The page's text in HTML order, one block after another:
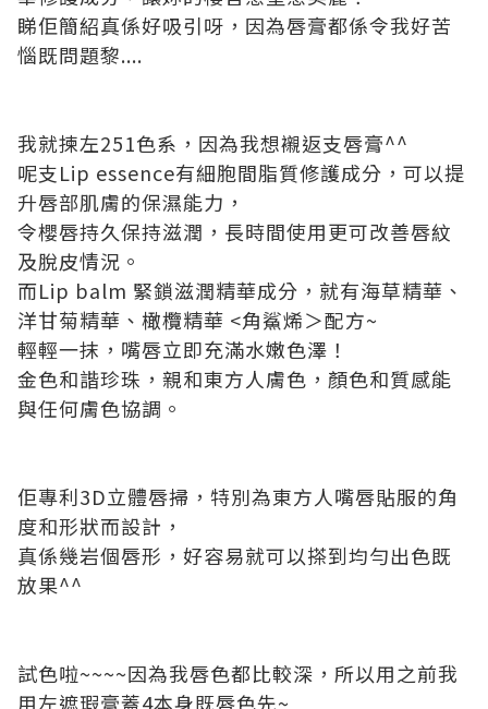
睇佢簡紹真係好吸引呀，因為唇膏都係令我好苦
惱既問題黎....
我就揀左251色系，因為我想襯返支唇膏^^
呢支Lip essence有細胞間脂質修護成分，可以提
升唇部肌膚的保濕能力，
令櫻唇持久保持滋潤，長時間使用更可改善唇紋
及脫皮情況。
而Lip balm 緊鎖滋潤精華成分，就有海草精華、
洋甘菊精華、橄欖精華 <角鯊烯＞配方~
輕輕一抹，嘴唇立即充滿水嫩色澤！
金色和諧珍珠，親和東方人膚色，顏色和質感能
與任何膚色協調。
佢專利3D立體唇掃，特別為東方人嘴唇貼服的角
度和形狀而設計，
真係幾岩個唇形，好容易就可以搽到均勻出色既
放果^^
試色啦~~~~因為我唇色都比較深，所以用之前我
用左遮瑕膏蓋4本身既唇色先~